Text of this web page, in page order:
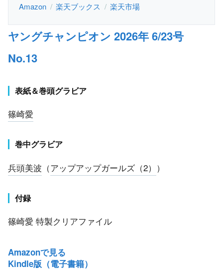
Amazon
楽天ブックス 楽天市場
ヤングチャンピオン 2026年 6/23号
No.13
表紙＆巻頭グラビア
篠崎愛
巻中グラビア
兵頭美波 （アップアップガールズ（2） ）
付録
篠崎愛 特製クリアファイル
Amazonで見る
Kindle版（電子書籍）